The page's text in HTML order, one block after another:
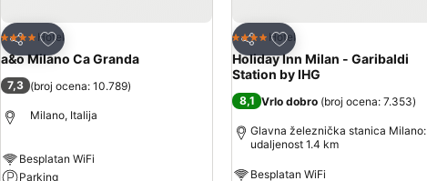
Deli
Dodati u favorite
4 Zvezdice
Hotel
a&o Milano Ca Granda
7,3 (broj ocena: 10.789)
Milano, Italija
Besplatan WiFi
Parking
Deli
Dodati u favorite
4 Zvezdice
Hotel
Holiday Inn Milan - Garibaldi
Station by IHG
8,1 Vrlo dobro (broj ocena: 7.353)
Glavna železnička stanica Milano:
udaljenost 1.4 km
Besplatan WiFi